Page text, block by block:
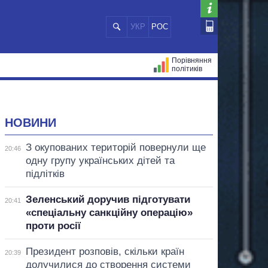
УКР РОС
Порівняння
політиків
НОВИНИ
20:46
З окупованих територій повернули ще
одну групу українських дітей та
підлітків
20:41
Зеленський доручив підготувати
«спеціальну санкційну операцію»
проти росії
20:39
Президент розповів, скільки країн
долучилися до створення системи